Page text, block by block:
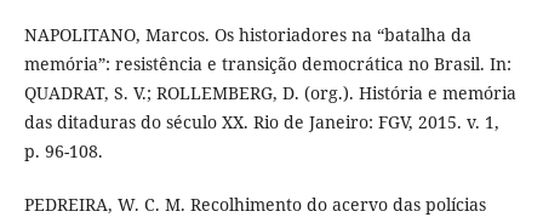
NAPOLITANO, Marcos. Os historiadores na “batalha da
memória”: resistência e transição democrática no Brasil. In:
QUADRAT, S. V.; ROLLEMBERG, D. (org.). História e memória
das ditaduras do século XX. Rio de Janeiro: FGV, 2015. v. 1,
p. 96-108.
PEDREIRA, W. C. M. Recolhimento do acervo das polícias